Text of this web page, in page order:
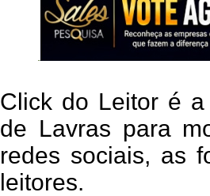
Click do Leitor é
de Lavras para
redes sociais, as
leitores.